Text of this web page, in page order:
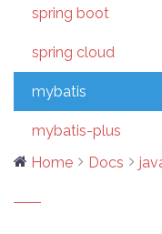
spring boot
spring cloud
mybatis
mybatis-plus
Home
Docs